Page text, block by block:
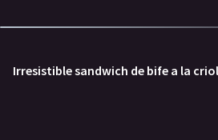
Irresistible sandwich de bife a la